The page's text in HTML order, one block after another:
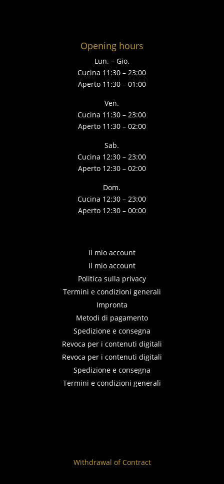
Opening hours
Lun. – Gio.
Cucina 11:30 – 23:00
Aperto 11:30 – 01:00
Ven.
Cucina 11:30 – 23:00
Aperto 11:30 – 02:00
Sab.
Cucina 12:30 – 23:00
Aperto 12:30 – 02:00
Dom.
Cucina 12:30 – 23:00
Aperto 12:30 – 00:00
Il mio account
Il mio account
Politica sulla privacy
Termini e condizioni generali
Impronta
Metodi di pagamento
Spedizione e consegna
Revoca per i contenuti digitali
Revoca per i contenuti digitali
Spedizione e consegna
Termini e condizioni generali
Withdrawal of Contract